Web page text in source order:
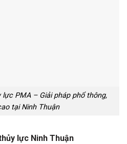
PMA – Giải pháp phổ thông,
tại Ninh Thuận
lực Ninh Thuận